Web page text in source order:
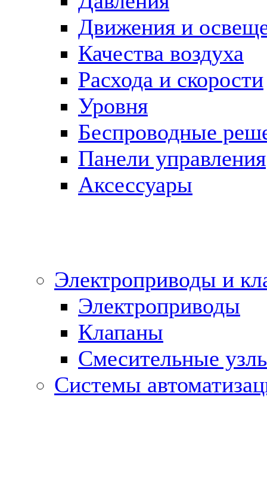
Движения и
Качества воздуха
Расхода и скорости
Уровня
Беспроводные
Панели управления
Аксессуары
Электроприводы и
Электроприводы
Клапаны
Cмесительные
Системы